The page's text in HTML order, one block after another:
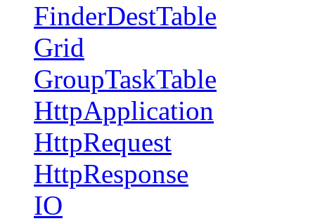
FinderDestTable
Grid
GroupTaskTable
HttpApplication
HttpRequest
HttpResponse
IO